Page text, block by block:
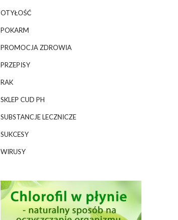
OTYŁOŚĆ
POKARM
PROMOCJA ZDROWIA
PRZEPISY
RAK
SKLEP CUD PH
SUBSTANCJE LECZNICZE
SUKCESY
WIRUSY